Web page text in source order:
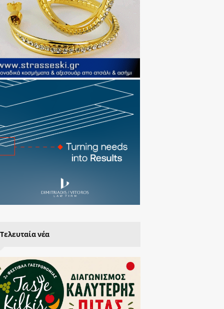
Τελευταία νέα